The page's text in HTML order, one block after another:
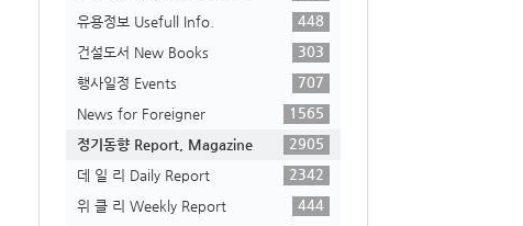
유용정보 Usefull Info.
448
건설도서 New Books
303
행사일정 Events
707
News for Foreigner
1565
정기동향 Report, Magazine
2905
데 일 리 Daily Report
2342
위 클 리 Weekly Report
444